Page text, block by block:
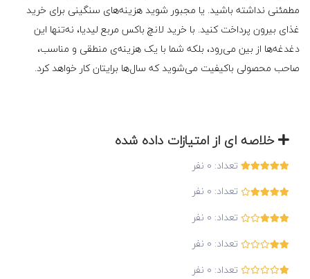
مطمئنی نداشته باشید. یا مجبور شوید هزینه‌های سنگینی برای خرید
غذای بیرون پرداخت کنید. با خرید لانچ باکس مربع لیدیا، نه‌تنها این
دغدغه‌ها از بین می‌رود، بلکه شما با یک هزینه‌ی منطقی و مناسب،
صاحب محصولی باکیفیت می‌شوید که سال‌ها برایتان کار خواهد کرد.
خلاصه ای از امتیازات داده شده
تعداد: 0 نفر
تعداد: 0 نفر
تعداد: 0 نفر
تعداد: 0 نفر
تعداد: 0 نفر